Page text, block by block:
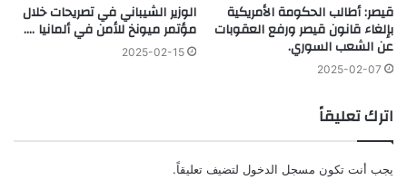
قيصر: أطالب الحكومة الأمريكية
بإلغاء قانون قيصر ورفع العقوبات
عن الشعب السوري.
2025-02-07
الوزير الشيباني في تصريحات خلال
مؤتمر ميونخ للأمن في ألمانيا ….
2025-02-15
اترك تعليقاً
يجب أنت تكون مسجل الدخول لتضيف تعليقاً.